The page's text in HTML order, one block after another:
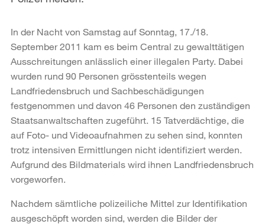
In der Nacht von Samstag auf Sonntag, 17./18.
September 2011 kam es beim Central zu gewalttätigen
Ausschreitungen anlässlich einer illegalen Party. Dabei
wurden rund 90 Personen grösstenteils wegen
Landfriedensbruch und Sachbeschädigungen
festgenommen und davon 46 Personen den zuständigen
Staatsanwaltschaften zugeführt. 15 Tatverdächtige, die
auf Foto- und Videoaufnahmen zu sehen sind, konnten
trotz intensiven Ermittlungen nicht identifiziert werden.
Aufgrund des Bildmaterials wird ihnen Landfriedensbruch
vorgeworfen.
Nachdem sämtliche polizeiliche Mittel zur Identifikation
ausgeschöpft worden sind, werden die Bilder der